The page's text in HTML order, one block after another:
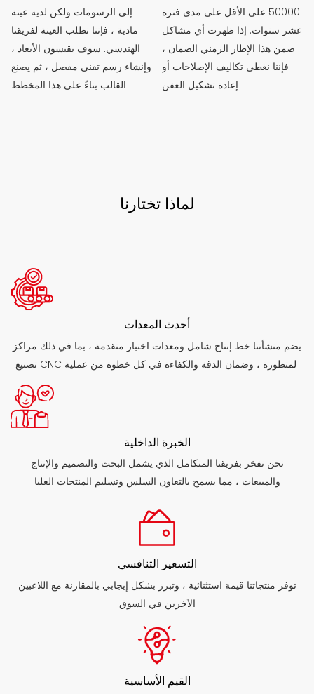
إلى الرسومات ولكن لديه عينة
مادية ، فإننا نطلب العينة لفريقنا
الهندسي. سوف يقيسون الأبعاد ،
وإنشاء رسم تقني مفصل ، ثم يصنع
القالب بناءً على هذا المخطط
50000 على الأقل على مدى فترة
عشر سنوات. إذا ظهرت أي مشاكل
ضمن هذا الإطار الزمني الضمان ،
فإننا نغطي تكاليف الإصلاحات أو
إعادة تشكيل العفن
لماذا تختارنا
أحدث المعدات
يضم منشأتنا خط إنتاج شامل ومعدات اختبار متقدمة ، بما في ذلك مراكز
تصنيع CNC المتطورة ، وضمان الدقة والكفاءة في كل خطوة من عملية
الخبرة الداخلية
نحن نفخر بفريقنا المتكامل الذي يشمل البحث والتصميم والإنتاج
والمبيعات ، مما يسمح بالتعاون السلس وتسليم المنتجات العليا
التسعير التنافسي
توفر منتجاتنا قيمة استثنائية ، وتبرز بشكل إيجابي بالمقارنة مع اللاعبين
الآخرين في السوق
القيم الأساسية